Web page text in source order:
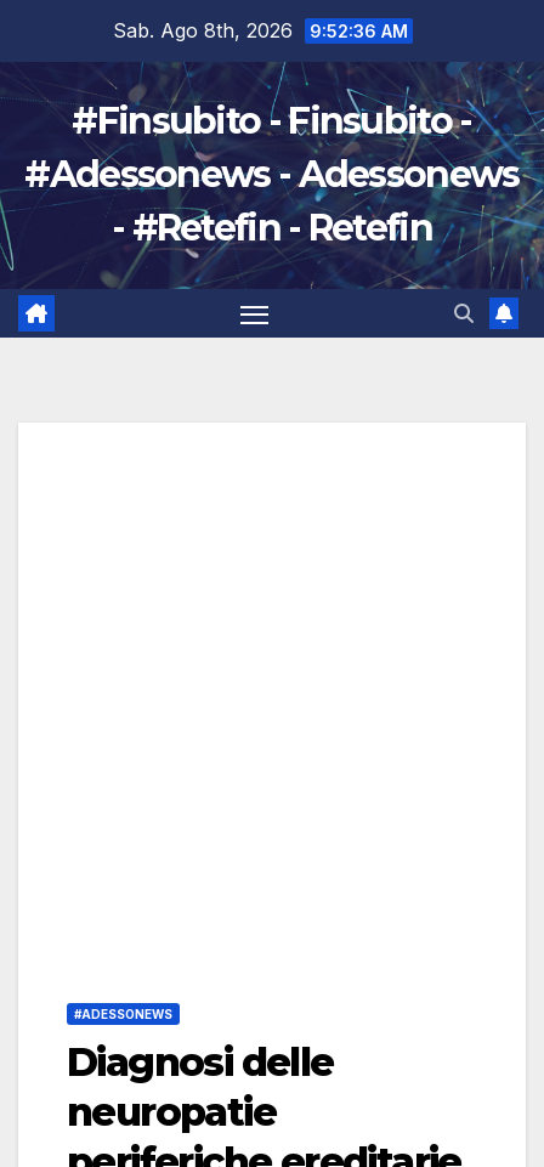
contenuto
Sab. Ago 8th, 2026 9:52:37 AM
#Finsubito - Finsubito -
#Adessonews - Adessonews
- #Retefin - Retefin
#ADESSONEWS
Diagnosi delle
neuropatie